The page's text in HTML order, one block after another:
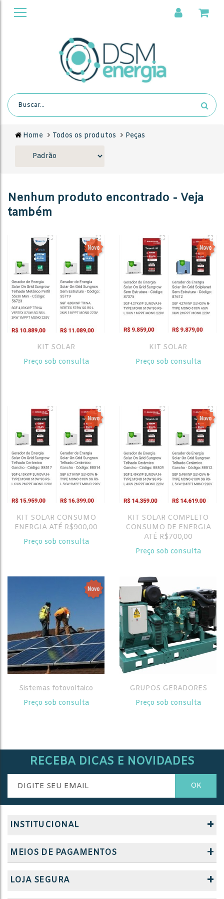
Home Todos os produtos Peças
Nenhum produto encontrado - Veja
também
KIT SOLAR
Preço sob consulta
KIT SOLAR
Preço sob consulta
KIT SOLAR CONSUMO
ENERGIA ATÉ R$900,00
Preço sob consulta
KIT SOLAR COMPLETO
CONSUMO DE ENERGIA
ATÉ R$700,00
Preço sob consulta
Sistemas fotovoltaico
Preço sob consulta
GRUPOS GERADORES
Preço sob consulta
RECEBA DICAS E NOVIDADES
INSTITUCIONAL +
MEIOS DE PAGAMENTOS +
LOJA SEGURA +